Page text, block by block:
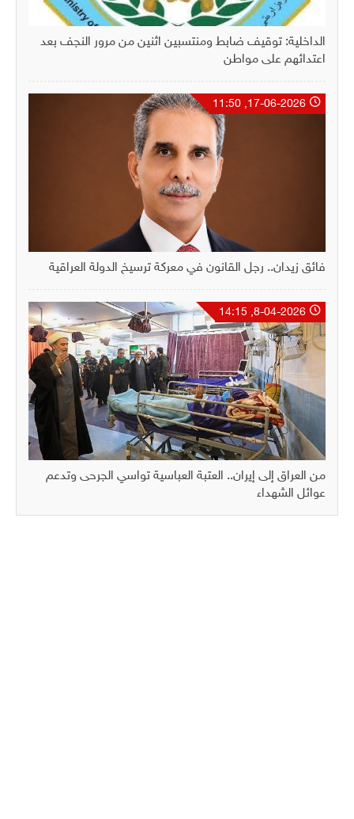
الداخلية: توقيف ضابط ومنتسبين اثنين من مرور النجف بعد
اعتدائهم على مواطن
فائق زيدان.. رجل القانون في معركة ترسيخ الدولة العراقية
من العراق إلى إيران.. العتبة العباسية تواسي الجرحى وتدعم
عوائل الشهداء